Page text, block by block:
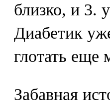
близко, и 3.
Диабетик
глотать еще
Забавная